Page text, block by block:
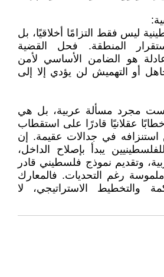
ليس فقط التزامًا أخلاقيًا، بل
المنطقة. فحل القضية
هو الضامن الأساسي لأمن
أو التهميش لن يؤدي إلا إلى
مجرد مسألة عربية، بل هي
عقلانيًا قادرًا على استقطاب
استنزافه في جدالات عقيمة. إن
يبدأ بإصلاح الداخل،
وتقديم نموذج فلسطيني قادر
رغم التحديات. فالمعارك
والتخطيط الاستراتيجي، لا